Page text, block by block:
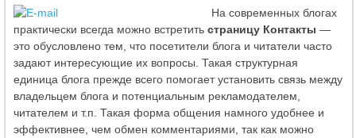
На современных блогах
практически всегда можно встретить страницу Контакты —
это обусловлено тем, что посетители блога и читатели часто
задают интересующие их вопросы. Такая структурная
единица блога прежде всего помогает установить связь между
владельцем блога и потенциальным рекламодателем,
читателем и т.п. Такая форма общения намного удобнее и
эффективнее, чем обмен комментариями, так как можно